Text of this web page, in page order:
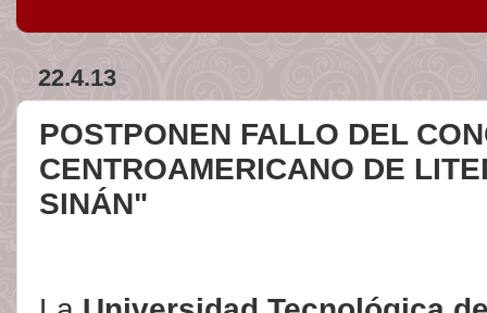
22.4.13
POSTPONEN FALLO DEL
CENTROAMERICANO DE
SINÁN"